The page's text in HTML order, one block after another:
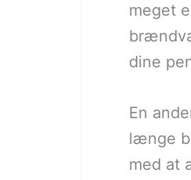
meget
dine
En
længe
med at